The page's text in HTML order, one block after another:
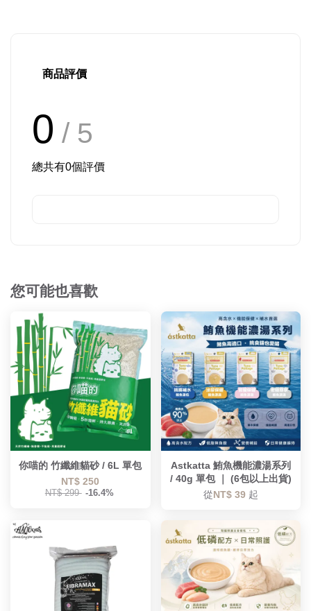
商品評價
0 / 5
總共有0個評價
您可能也喜歡
你喵的 竹纖維貓砂 / 6L 單包
NT$ 250
NT$ 299 -16.4%
Astkatta 鮪魚機能濃湯系列
/ 40g 單包 ｜ (6包以上出貨)
從NT$ 39 起